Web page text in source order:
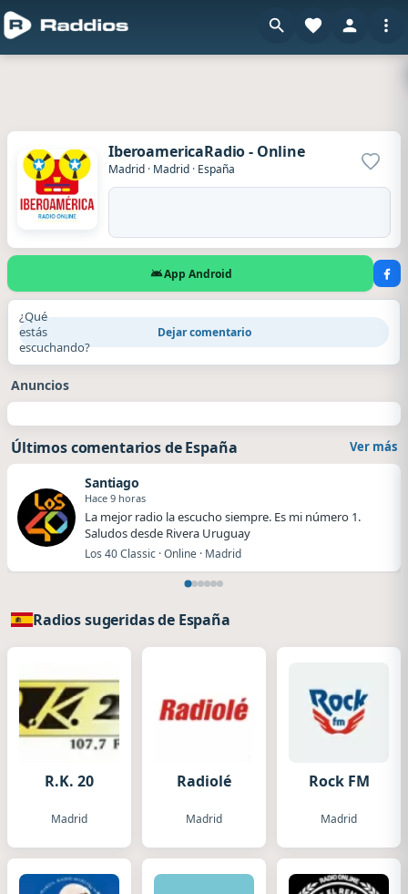
IberoamericaRadio - Online
Madrid · Madrid · España
App Android
¿Qué
estás
escuchando?
Dejar comentario
Anuncios
Últimos comentarios de España Ver más
Santiago
Hace 9 horas
La mejor radio la escucho siempre. Es mi número 1.
Saludos desde Rivera Uruguay
Los 40 Classic · Online · Madrid
Radios sugeridas de España
R.K. 20
Madrid
Radiolé
Madrid
Rock FM
Madrid